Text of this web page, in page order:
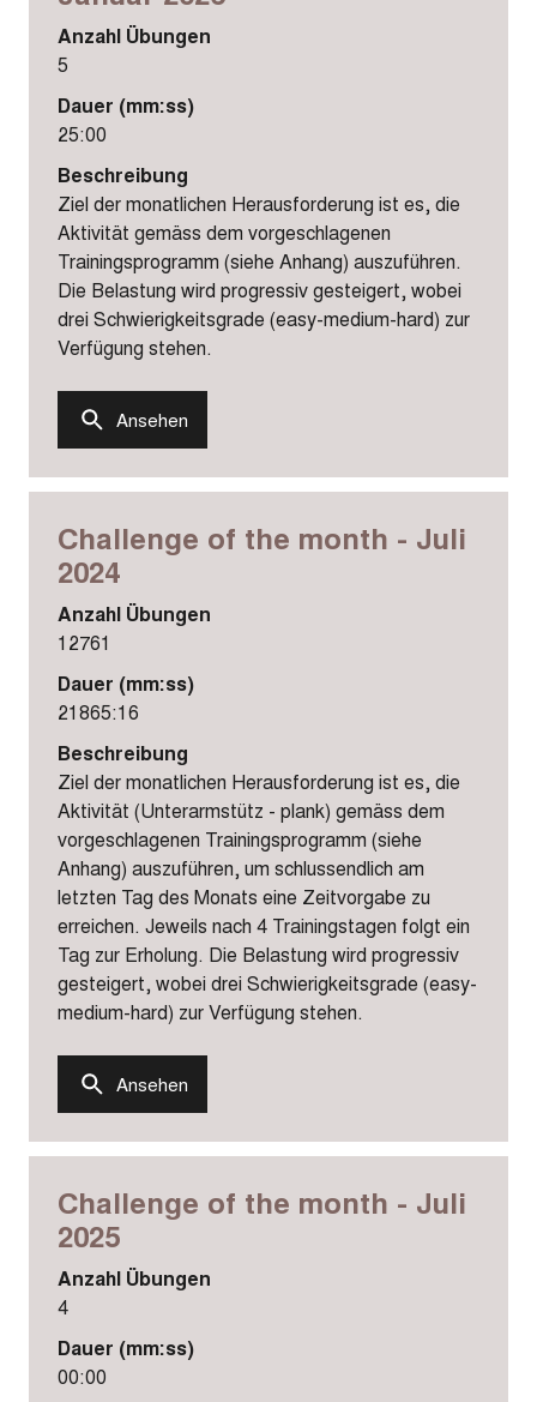
Anzahl Übungen
5
Dauer (mm:ss)
25:00
Beschreibung
Ziel der monatlichen Herausforderung ist es, die
Aktivität gemäss dem vorgeschlagenen
Trainingsprogramm (siehe Anhang) auszuführen.
Die Belastung wird progressiv gesteigert, wobei
drei Schwierigkeitsgrade (easy-medium-hard) zur
Verfügung stehen.
Ansehen
Challenge of the month - Juli
2024
Anzahl Übungen
12761
Dauer (mm:ss)
21865:16
Beschreibung
Ziel der monatlichen Herausforderung ist es, die
Aktivität (Unterarmstütz - plank) gemäss dem
vorgeschlagenen Trainingsprogramm (siehe
Anhang) auszuführen, um schlussendlich am
letzten Tag des Monats eine Zeitvorgabe zu
erreichen. Jeweils nach 4 Trainingstagen folgt ein
Tag zur Erholung. Die Belastung wird progressiv
gesteigert, wobei drei Schwierigkeitsgrade (easy-
medium-hard) zur Verfügung stehen.
Ansehen
Challenge of the month - Juli
2025
Anzahl Übungen
4
Dauer (mm:ss)
00:00